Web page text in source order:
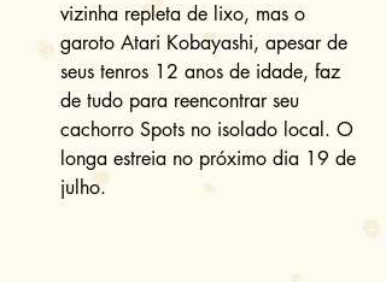
vizinha repleta de lixo, mas o
garoto Atari Kobayashi, apesar de
seus tenros 12 anos de idade, faz
de tudo para reencontrar seu
cachorro Spots no isolado local. O
longa estreia no próximo dia 19 de
julho.